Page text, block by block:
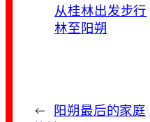
从桂林出发步行
林至阳朔
← 阳朔最后的家庭